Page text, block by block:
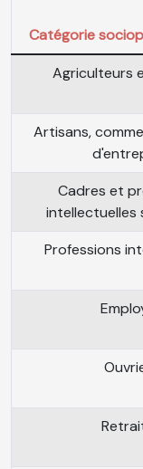
Catégorie
Agriculteurs
Artisans,
Cadres et
intellectuelles
Professions